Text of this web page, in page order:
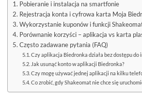
Pobieranie i instalacja na smartfonie
Rejestracja konta i cyfrowa karta Moja
Wykorzystanie kuponów i funkcji
Porównanie korzyści – aplikacja vs karta
Często zadawane pytania (FAQ)
Czy aplikacja Biedronka działa bez dostępu do
Jak usunąć konto w aplikacji Biedronka?
Czy mogę używać jednej aplikacji na kilku
Co zrobić, gdy Shakeomat nie chce się